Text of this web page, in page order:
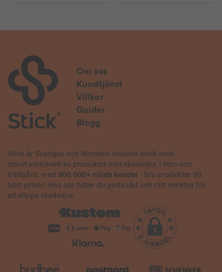
Om oss
Kundtjänst
Villkor
Guider
Blogg
Stick är Sveriges och Nordens ledande butik med
störst sortiment av produkter mot skadedjur i hem och
trädgård, med 500 000+ nöjda kunder - bra produkter till
bäst priser! Hos oss hittar du goda råd och rätt verktyg för
att slippa skadedjur.